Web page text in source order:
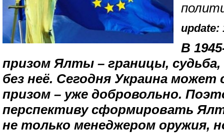
update:
В
призом Ялты – границы, судьба,
без неё. Сегодня Украина
призом – уже добровольно.
перспективу сформировать
не только менеджером оружия,